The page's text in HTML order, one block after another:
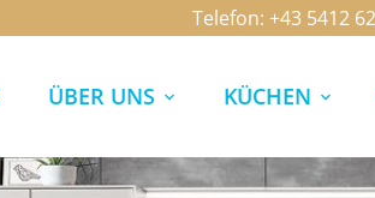
Telefon: +43 5412
ÜBER UNS KÜCHEN